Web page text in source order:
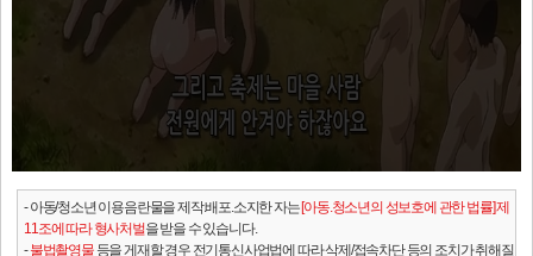
- 아동/청소년 이용음란물을 제작.배포.소지한 자는[아동.청소년의 성보호에 관한 법률] 제
11조에 따라 형사처벌을 받을 수 있습니다.
-불법촬영물 등을 게재할 경우 전기통신사업법에 따라 삭제/접속차단 등의 조치가 취해질